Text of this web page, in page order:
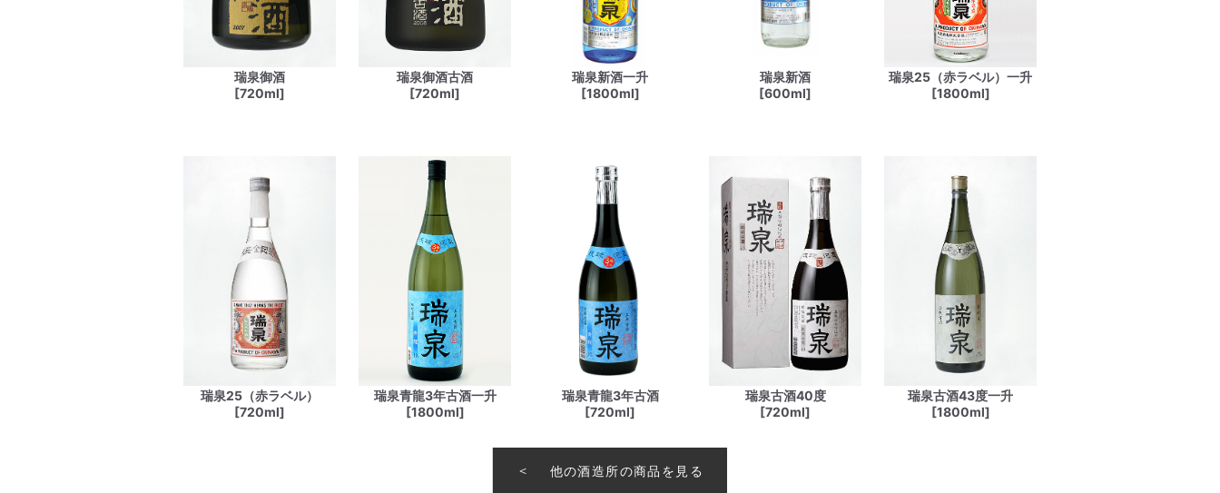
瑞泉御酒
[720ml]
瑞泉御酒古酒
[720ml]
瑞泉新酒一升
[1800ml]
瑞泉新酒
[600ml]
瑞泉25（赤ラベル）一升
[1800ml]
瑞泉25（赤ラベル）
[720ml]
瑞泉青龍3年古酒一升
[1800ml]
瑞泉青龍3年古酒
[720ml]
瑞泉古酒40度
[720ml]
瑞泉古酒43度一升
[1800ml]
他の酒造所の商品を見る